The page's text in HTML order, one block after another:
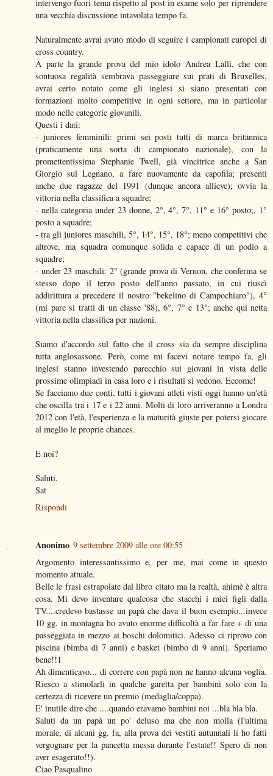
intervengo fuori tema rispetto al post in esame solo per riprendere
una vecchia discussione intavolata tempo fa.
Naturalmente avrai avuto modo di seguire i campionati europei di
cross country.
A parte la grande prova del mio idolo Andrea Lalli, che con
sontuosa regalità sembrava passeggiare sui prati di Bruxelles,
avrai certo notato come gli inglesi si siano presentati con
formazioni molto competitive in ogni settore, ma in particolar
modo nelle categorie giovanili.
Questi i dati:
- juniores femminili: primi sei posti tutti di marca britannica
(praticamente una sorta di campionato nazionale), con la
promettentissima Stephanie Twell, già vincitrice anche a San
Giorgio sul Legnano, a fare nuovamente da capofila; presenti
anche due ragazze del 1991 (dunque ancora allieve); ovvia la
vittoria nella classifica a squadre;
- nella categoria under 23 donne, 2°, 4°, 7°, 11° e 16° posto;, 1°
posto a squadre;
- tra gli juniores maschili, 5°, 14°, 15°, 18°; meno competitivi che
altrove, ma squadra comunque solida e capace di un podio a
squadre;
- under 23 maschili: 2° (grande prova di Vernon, che conferma se
stesso dopo il terzo posto dell'anno passato, in cui riuscì
addirittura a precedere il nostro "bekelino di Campochiaro"), 4°
(mi pare si tratti di un classe '88), 6°, 7° e 13°; anche qui netta
vittoria nella classifica per nazioni.
Siamo d'accordo sul fatto che il cross sia da sempre disciplina
tutta anglosassone. Però, come mi facevi notare tempo fa, gli
inglesi stanno investendo parecchio sui giovani in vista delle
prossime olimpiadi in casa loro e i risultati si vedono. Eccome!
Se facciamo due conti, tutti i giovani atleti visti oggi hanno un'età
che oscilla tra i 17 e i 22 anni. Molti di loro arriveranno a Londra
2012 con l'età, l'esperienza e la maturità giuste per potersi giocare
al meglio le proprie chances.
E noi?
Saluti.
Sat
Rispondi
Anonimo 9 settembre 2009 alle ore 00:55
Argomento interessantissimo e, per me, mai come in questo
momento attuale.
Belle le frasi estrapolate dal libro citato ma la realtà, ahimè è altra
cosa. Mi devo inventare qualcosa che stacchi i miei figli dalla
TV....credevo bastasse un papà che dava il buon esempio...invece
10 gg. in montagna ho avuto enorme difficoltà a far fare + di una
passeggiata in mezzo ai boschi dolomitici. Adesso ci riprovo con
piscina (bimba di 7 anni) e basket (bimbo di 9 anni). Speriamo
bene!!1
Ah dimenticavo... di correre con papà non ne hanno alcuna voglia.
Riesco a stimolarli in qualche garetta per bambini solo con la
certezza di ricevere un premio (medaglia/coppa).
E' inutile dire che ....quando eravamo bambini noi ...bla bla bla.
Saluti da un papà un po' deluso ma che non molla (l'ultima
morale, di alcuni gg. fa, alla prova dei vestiti autunnali li ho fatti
vergognare per la pancetta messa durante l'estate!! Spero di non
aver esagerato!!).
Ciao Pasqualino